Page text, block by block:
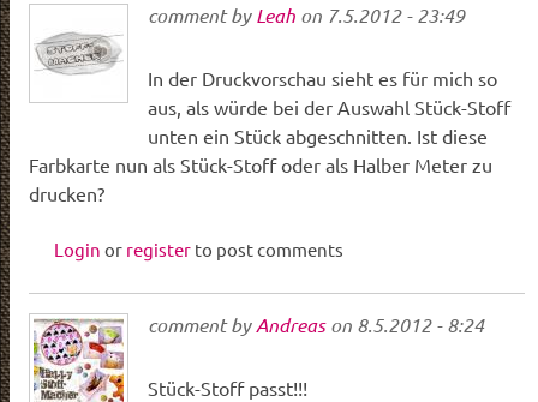
comment byLeah on 7.5.2012 - 23:49
In der Druckvorschau sieht es für mich so
aus, als würde bei der Auswahl Stück-Stoff
unten ein Stück abgeschnitten. Ist diese
Farbkarte nun als Stück-Stoff oder als Halber Meter zu
drucken?
Login or registerto post comments
comment byAndreason 8.5.2012 - 8:24
Stück-Stoff passt!!!